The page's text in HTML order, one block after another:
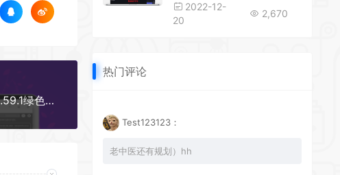
LosslessCut(开源无损剪辑) LosslessCut 3.59.1绿色版-视频剪切利器
2022-12-
20
2,670
热门评论
Test123123：
老中医还有规划）hh